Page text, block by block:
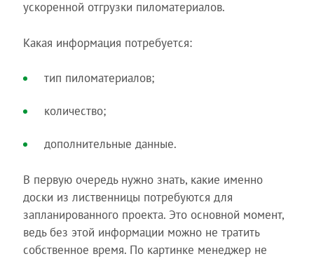
ускоренной отгрузки пиломатериалов.
Какая информация потребуется:
тип пиломатериалов;
количество;
дополнительные данные.
В первую очередь нужно знать, какие именно
доски из лиственницы потребуются для
запланированного проекта. Это основной момент,
ведь без этой информации можно не тратить
собственное время. По картинке менеджер не